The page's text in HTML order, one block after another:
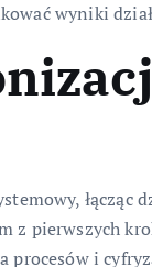
wyniki
łącząc
z pierwszych
procesów i